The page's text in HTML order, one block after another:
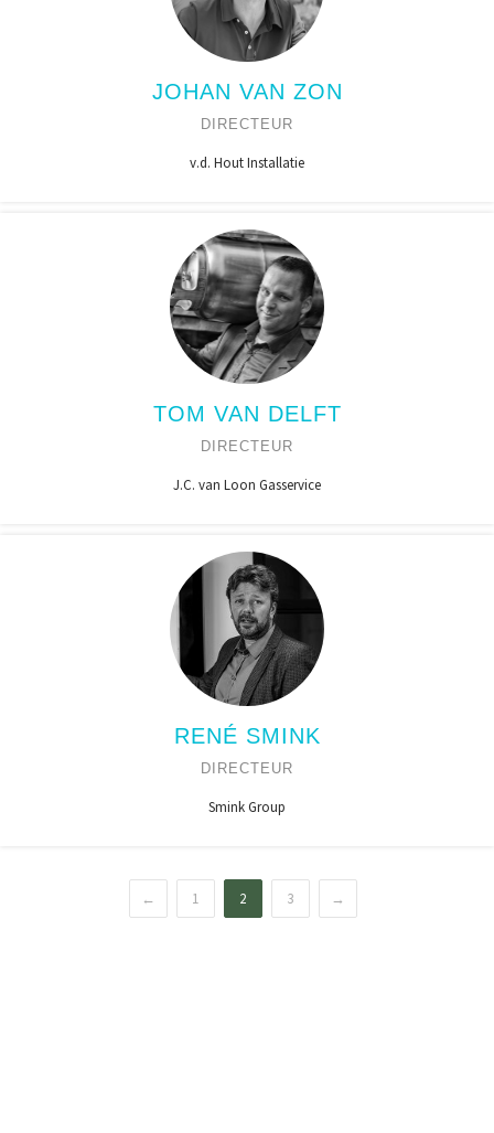
JOHAN VAN ZON
DIRECTEUR
v.d. Hout Installatie
TOM VAN DELFT
DIRECTEUR
J.C. van Loon Gasservice
RENÉ SMINK
DIRECTEUR
Smink Group
← 1 2 3 →